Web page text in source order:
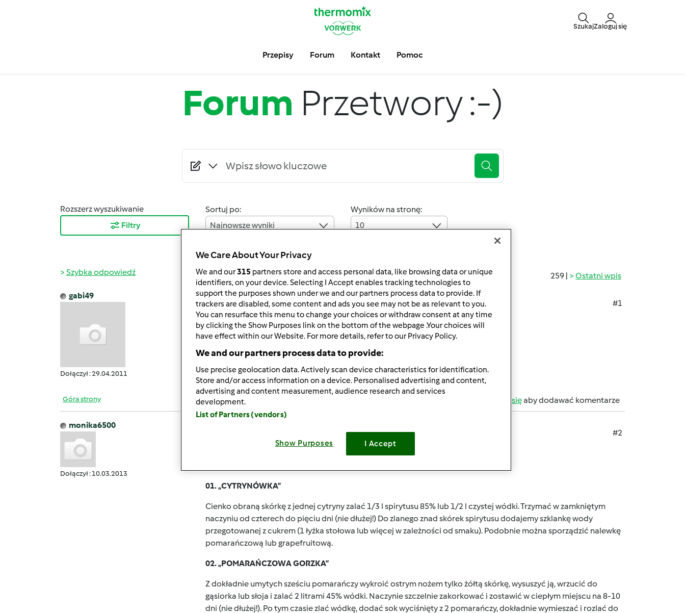
SzukajZaloguj się
Przepisy Forum Kontakt Pomoc
Forum Przetwory :-)
Rozszerz wyszukiwanie
Filtry
Sortuj po:
Najnowsze wyniki
Wyników na stronę:
10
259 | Ostatni wpis
Szybka odpowiedź
gabi49
Dołączył : 29.04.2011
wt., 09/03/2013 - 09:25
#1
veroniczko, Marzenko, przepisy skopiowane. Teraz tylko robić.
Dziękuję.
Góra strony zarejestruj sięaby dodawać komentarze
monika6500
Dołączył : 10.03.2013
#2
Może komuś się przydadzą takie o to przepisiki
01. „CYTRYNÓWKA”
Cienko obraną skórkę z jednej cytryny zalać 1/3 l spirytusu 85% lub 1/2 l czystej wódki. Trzymać w zamkniętym
naczyniu od czterech do pięciu dni (nie dłużej!) Do zlanego znad skórek spirytusu dodajemy szklankę wody
przegotowanej z cukrem (1 łyżka stołowa lub więcej w zależności od smaku). Podobnie można sporządzić nalewkę
pomarańczową lub grapefruitową.
02. „POMARAŃCZOWA GORZKA”
Z dokładnie umytych sześciu pomarańczy wykroić ostrym nożem tylko żółtą skórkę, wysuszyć ją, wrzucić do
gąsiorka lub słoja i zalać 2 litrami 45% wódki. Naczynie szczelnie zakorkować i zostawić w ciepłym miejscu na 8-10
dni (nie dłużej!). Po tym czasie zlać wódkę, dodać sok wyciśnięty z 2 pomarańczy, dokładnie wymieszać i rozlać do
We Care About Your Privacy
We and our315 partners store and access personal data, like browsing data or unique
identifiers, on your device. Selecting I Accept enables tracking technologies to
support the purposes shown under we and our partners process data to provide. If
trackers are disabled, some content and ads you see may not be as relevant to you.
You can resurface this menu to change your choices or withdraw consent at any time
by clicking the Show Purposes link on the bottom of the webpage .Your choices will
have effect within our Website. For more details, refer to our Privacy Policy.
We and our partners process data to provide:
Use precise geolocation data. Actively scan device characteristics for identification.
Store and/or access information on a device. Personalised advertising and content,
advertising and content measurement, audience research and services
development.
List of Partners (vendors)
Show Purposes I Accept